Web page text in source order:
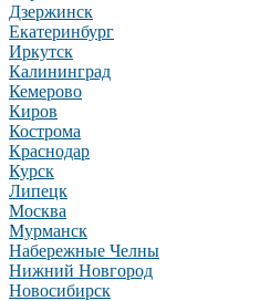
Дзержинск
Екатеринбург
Иркутск
Калининград
Кемерово
Киров
Кострома
Краснодар
Курск
Липецк
Москва
Мурманск
Набережные Челны
Нижний Новгород
Новосибирск